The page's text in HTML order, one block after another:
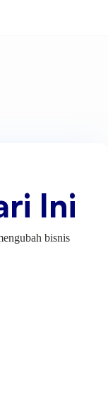
Ini
bisnis